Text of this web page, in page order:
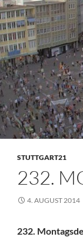
STUTTGART21
232.
4. AUGUST 2014
232.